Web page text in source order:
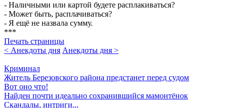
- Наличными или картой будете расплакиваться?
- Может быть, расплачиваться?
- Я ещё не назвала сумму.
***
Печать страницы
< Анекдоты дня Анекдоты дня >
Криминал
Житель Березовского района предстанет перед судом
Вот оно что!
Найден почти идеально сохранившийся мамонтёнок
Скандалы, интриги...